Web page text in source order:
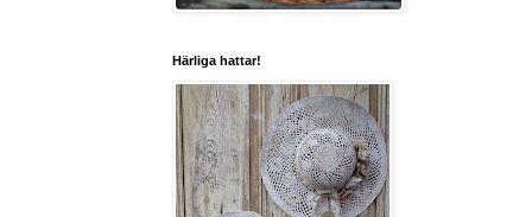
Härliga hattar!